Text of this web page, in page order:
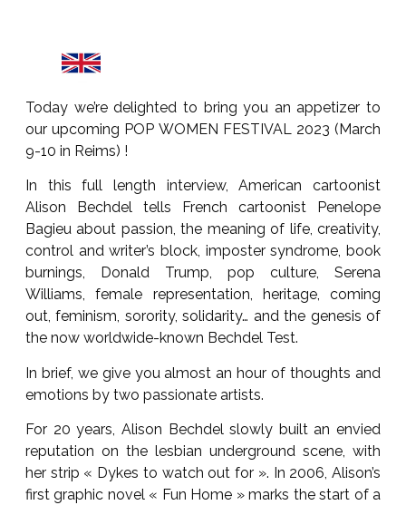
Today we’re delighted to bring you an appetizer to
our upcoming POP WOMEN FESTIVAL 2023 (March
9-10 in Reims) !
In this full length interview, American cartoonist
Alison Bechdel tells French cartoonist Penelope
Bagieu about passion, the meaning of life, creativity,
control and writer’s block, imposter syndrome, book
burnings, Donald Trump, pop culture, Serena
Williams, female representation, heritage, coming
out, feminism, sorority, solidarity… and the genesis of
the now worldwide-known Bechdel Test.
In brief, we give you almost an hour of thoughts and
emotions by two passionate artists.
For 20 years, Alison Bechdel slowly built an envied
reputation on the lesbian underground scene, with
her strip « Dykes to watch out for ». In 2006, Alison’s
first graphic novel « Fun Home » marks the start of a